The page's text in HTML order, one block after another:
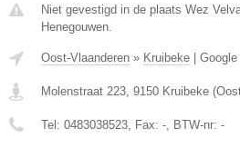
Niet gevestigd in de plaats Wez
Henegouwen.
Oost-Vlaanderen » Kruibeke
Molenstraat 223 9150 Kruibeke (
Tel: 0483038523 , Fax: - , BTW-nr: -